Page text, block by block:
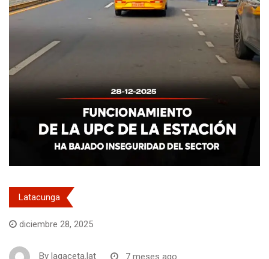
Latacunga
diciembre 28, 2025
By lagaceta.lat 7 meses ago